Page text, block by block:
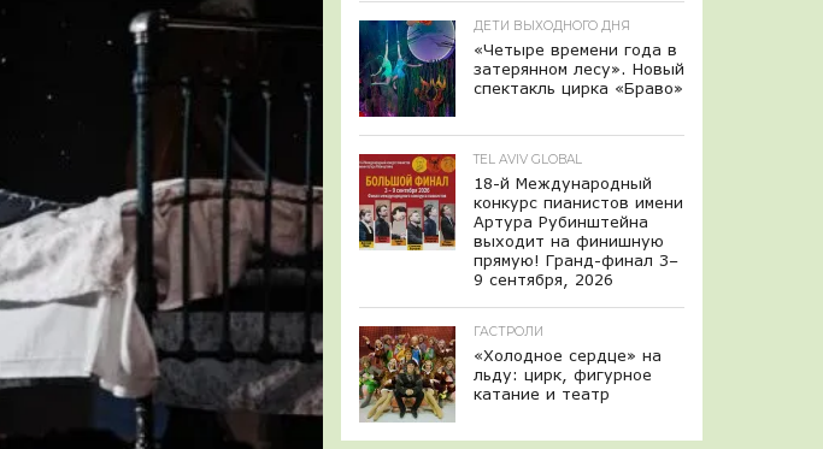
ДЕТИ ВЫХОДНОГО ДНЯ
«Четыре времени года в
затерянном лесу». Новый
спектакль цирка «Браво»
TEL AVIV GLOBAL
18-й Международный
конкурс пианистов имени
Артура Рубинштейна
выходит на финишную
прямую! Гранд-финал 3–
9 сентября, 2026
ГАСТРОЛИ
«Холодное сердце» на
льду: цирк, фигурное
катание и театр